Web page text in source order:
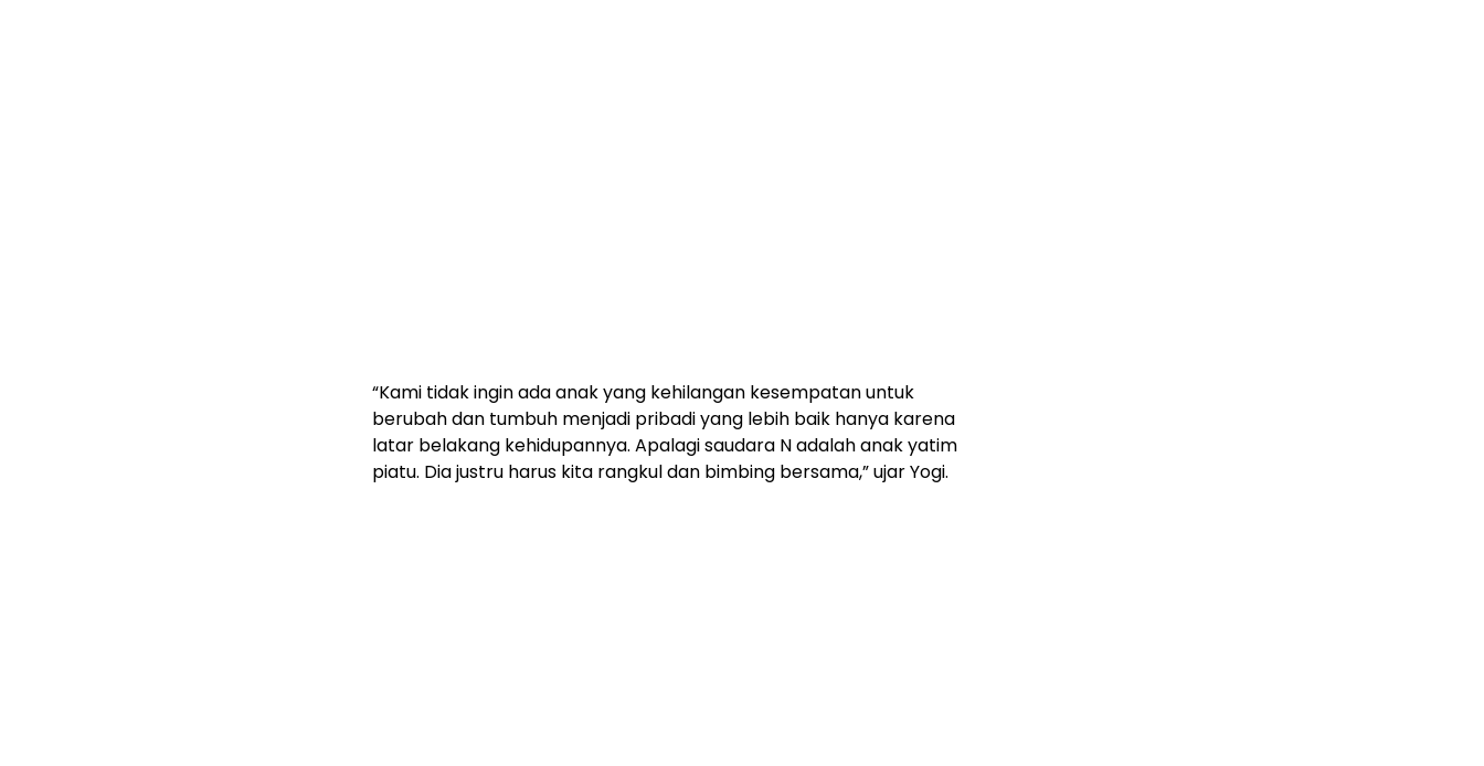
“Kami tidak ingin ada anak yang kehilangan kesempatan untuk
berubah dan tumbuh menjadi pribadi yang lebih baik hanya karena
latar belakang kehidupannya. Apalagi saudara N adalah anak yatim
piatu. Dia justru harus kita rangkul dan bimbing bersama,” ujar Yogi.